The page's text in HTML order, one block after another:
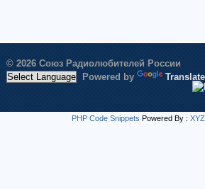
© 2026 Союз Радиолюбителей России
Powered by
Translate
PHP Code Snippets Powered By :